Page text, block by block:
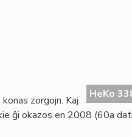
HeKo
zorgojn. Kaj
ĝi okazos en 2008 (60a